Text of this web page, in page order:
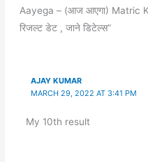
Aayega – (आज आएगा) Matric
रिजल्ट डेट , जाने डिटेल्स”
AJAY KUMAR
MARCH 29, 2022 AT 3:41 PM
My 10th result